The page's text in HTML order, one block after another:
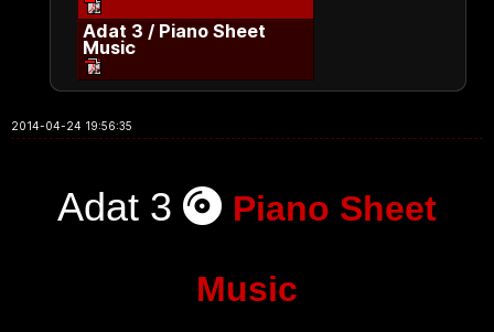
Adat 3 / Piano Sheet
Music
2014-04-24 19:56:35
Adat 3 Piano Sheet
Music